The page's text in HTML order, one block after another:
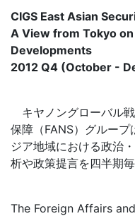
CIGS East Asian
A View from Tokyo
Developments
2012 Q4 (October -
キヤノングローバル
保障（FANS）グルー
ジア地域における政治
析や政策提言を四半期
The Foreign Affairs